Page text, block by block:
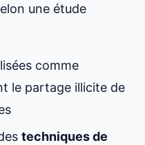
une étude
comme
le partage illicite de
techniques de